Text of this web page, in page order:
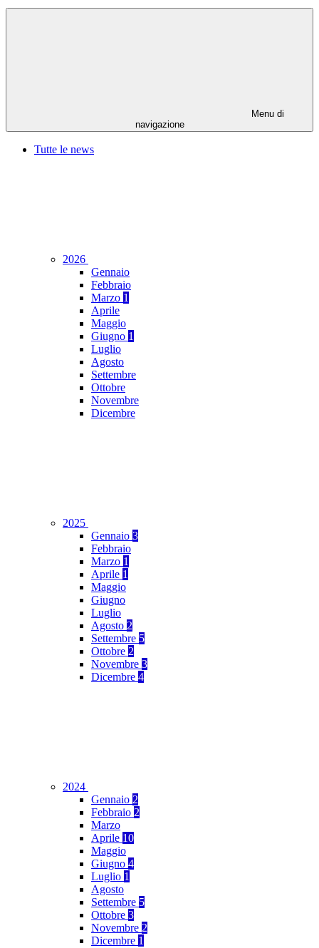
Menu di
navigazione
Tutte le news
2026
Gennaio
Febbraio
Marzo 1
Aprile
Maggio
Giugno 1
Luglio
Agosto
Settembre
Ottobre
Novembre
Dicembre
2025
Gennaio 3
Febbraio
Marzo 1
Aprile 1
Maggio
Giugno
Luglio
Agosto 2
Settembre 5
Ottobre 2
Novembre 3
Dicembre 4
2024
Gennaio 2
Febbraio 2
Marzo
Aprile 10
Maggio
Giugno 4
Luglio 1
Agosto
Settembre 5
Ottobre 3
Novembre 2
Dicembre 1